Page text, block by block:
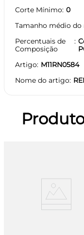
Corte Mínimo 0
Tamanho médio do
Percentuais de
Composição
Artigo M11RN0584
Nome do artigo